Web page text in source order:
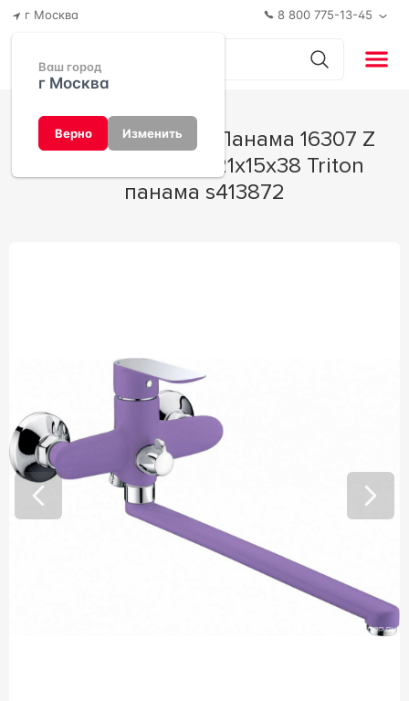
г Москва
Ваш город
г Москва
Верно Изменить
8 800 775-13-45
универсальный 21x15x38 Triton
панама s413872